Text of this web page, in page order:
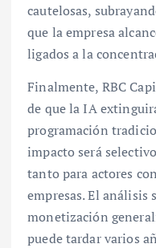
cautelosas,
que la empresa
ligados a la
Finalmente, RBC
de que la IA
programación
impacto será
tanto para actores
empresas. El análisis
monetización
puede tardar varios